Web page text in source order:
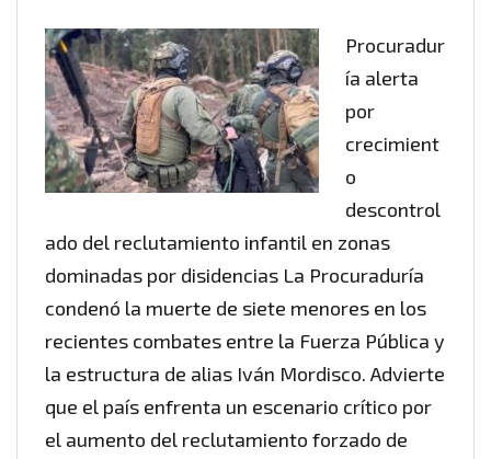
Procuradur
ía alerta
por
crecimient
o
descontrol
ado del reclutamiento infantil en zonas
dominadas por disidencias La Procuraduría
condenó la muerte de siete menores en los
recientes combates entre la Fuerza Pública y
la estructura de alias Iván Mordisco. Advierte
que el país enfrenta un escenario crítico por
el aumento del reclutamiento forzado de